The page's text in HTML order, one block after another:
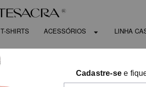
T-SHIRTS ACESSÓRIOS LINHA
Cadastre-se e